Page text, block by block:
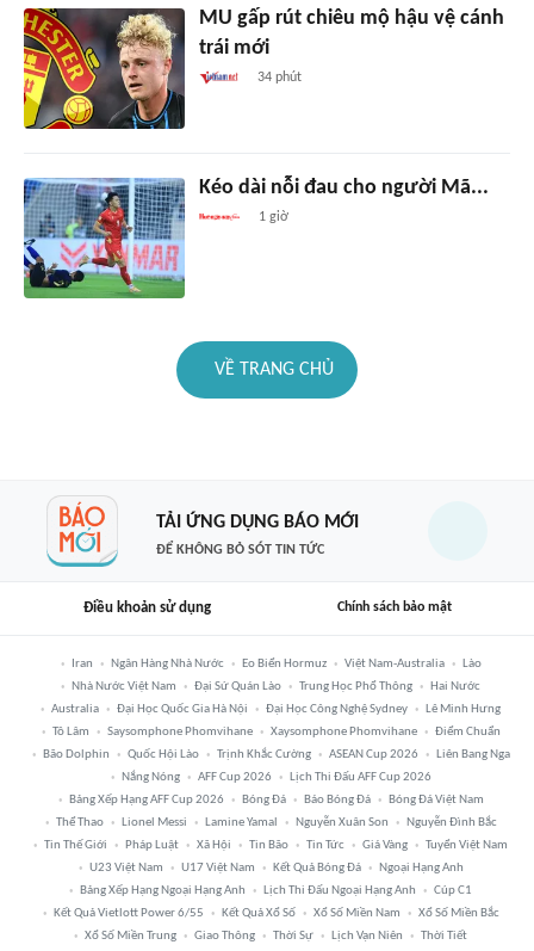
MU gấp rút chiêu mộ hậu vệ cánh
trái mới
34 phút
Kéo dài nỗi đau cho người Mã...
1 giờ
VỀ TRANG CHỦ
TẢI ỨNG DỤNG BÁO MỚI
ĐỂ KHÔNG BỎ SÓT TIN TỨC
Điều khoản sử dụng Chính sách bảo mật
Iran Ngân Hàng Nhà Nước Eo Biển Hormuz Việt Nam-Australia
Lào
Nhà Nước Việt Nam
Đại Sứ Quán Lào Trung Học Phổ Thông
Hai Nước
Australia
Đại Học Quốc Gia Hà Nội Đại Học Công Nghệ Sydney
Lê Minh Hưng
Tô Lâm
Saysomphone Phomvihane Xaysomphone Phomvihane
Điểm Chuẩn
Bão Dolphin
Quốc Hội Lào Trịnh Khắc Cường ASEAN Cup 2026
Liên Bang Nga
Nắng Nóng
AFF Cup 2026
Lịch Thi Đấu AFF Cup 2026
Bảng Xếp Hạng AFF Cup 2026
Bóng Đá Báo Bóng Đá
Bóng Đá Việt Nam
Thể Thao
Lionel Messi Lamine Yamal Nguyễn Xuân Son
Nguyễn Đình Bắc
Tin Thế Giới
Pháp Luật Xã Hội Tin Bão Tin Tức Giá Vàng
Tuyển Việt Nam
U23 Việt Nam
U17 Việt Nam Kết Quả Bóng Đá
Ngoại Hạng Anh
Bảng Xếp Hạng Ngoại Hạng Anh
Lịch Thi Đấu Ngoại Hạng Anh
Cúp C1
Kết Quả Vietlott Power 6/55
Kết Quả Xổ Số Xổ Số Miền Nam
Xổ Số Miền Bắc
Xổ Số Miền Trung
Giao Thông Thời Sự Lịch Vạn Niên
Thời Tiết